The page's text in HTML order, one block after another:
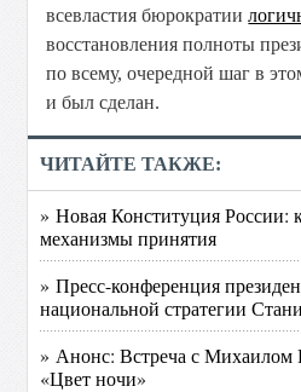
всевластия бюрократии
восстановления полноты
по всему, очередной шаг в
и был сделан.
ЧИТАЙТЕ ТАКЖЕ:
» Новая Конституция России:
механизмы принятия
» Пресс-конференция
национальной стратегии
» Анонс: Встреча с Михаилом
«Цвет ночи»